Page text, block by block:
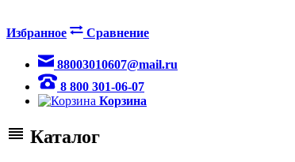
Избранное Сравнение
88003010607@mail.ru
8 800 301-06-07
Корзина
Каталог